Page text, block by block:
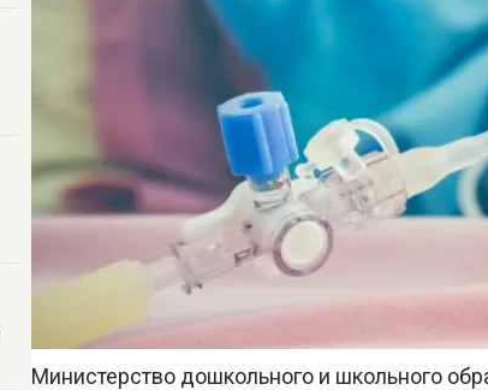
Министерство дошкольного и школьного